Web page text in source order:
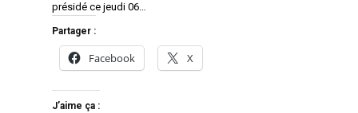
présidé ce jeudi 06…
Partager :
Facebook X
J’aime ça :